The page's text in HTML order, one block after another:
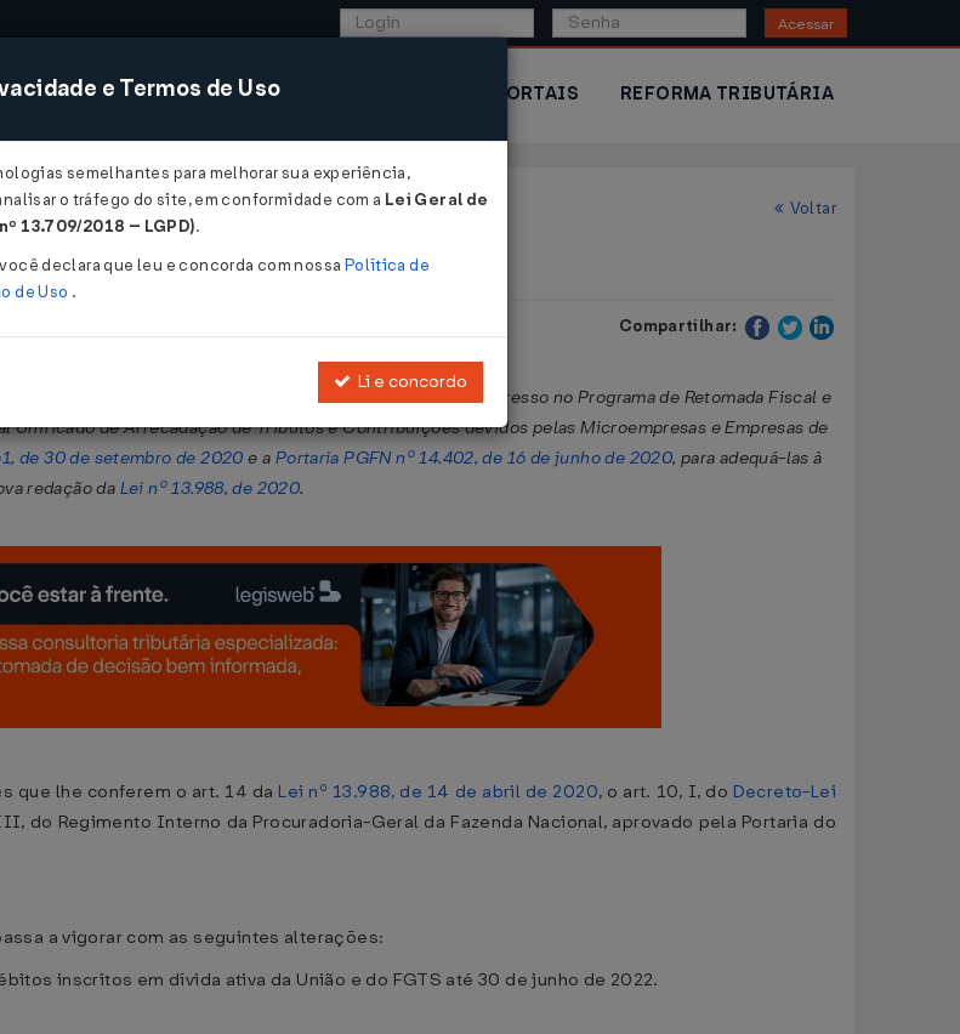
Acessar
SISTEMAS COMÉRCIO EXTERIOR PORTAIS REFORMA TRIBUTÁRIA
Voltar
Compartilhar:
de 10 de janeiro de 2022, para prorrogar os prazos para ingresso no Programa de Retomada Fiscal e
Unificado de Arrecadação de Tributos e Contribuições devidos pelas Microempresas e Empresas de
de 30 de setembro de 2020 e a Portaria PGFN nº 14.402, de 16 de junho de 2020, para adequá-las à
redação da Lei nº 13.988, de 2020.
que lhe conferem o art. 14 da Lei nº 13.988, de 14 de abril de 2020, o art. 10, I, do Decreto-Lei
do Regimento Interno da Procuradoria-Geral da Fazenda Nacional, aprovado pela Portaria do
a vigorar com as seguintes alterações:
inscritos em dívida ativa da União e do FGTS até 30 de junho de 2022.
e Termos de Uso
semelhantes para melhorar sua experiência,
o tráfego do site, em conformidade com a Lei Geral de
13.709/2018 – LGPD).
declara que leu e concorda com nossa Política de
de Uso .
Li e concordo